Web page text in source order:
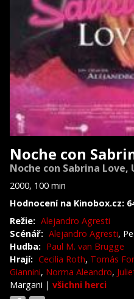
Noche con
Noche con Sabrina Love,
2000, 100 min
Hodnocení na Kinobox.cz:
Režie: Alejandro Agresti
Scénář: Alejandro Agresti,
Hudba: Paul M. van Brugge
Hrají: Cecilia Roth, Tomás
Giannini, Norma Aleandro,
Margani | všichni herci